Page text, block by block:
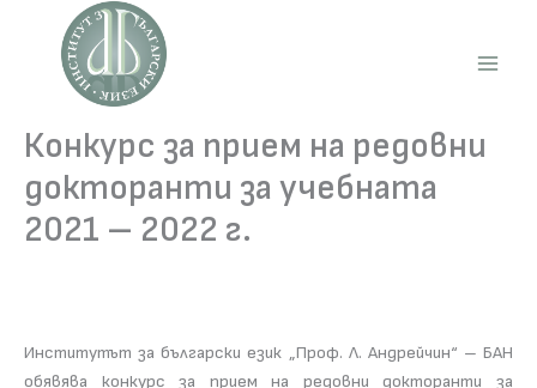
content
Конкурс за прием на редовни
докторанти за учебната
2021 – 2022 г.
Институтът за български език „Проф. Л. Андрейчин“ – БАН
обявява конкурс за прием на редовни докторанти за